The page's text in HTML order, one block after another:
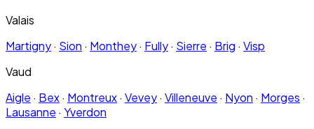
Valais
Martigny· Sion · Monthey· Fully· Sierre · Brig · Visp
Vaud
Aigle · Bex· Montreux· Vevey· Villeneuve · Nyon · Morges ·
Lausanne · Yverdon